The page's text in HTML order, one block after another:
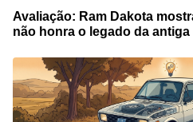
Avaliação: Ram Dakota
não honra o legado da